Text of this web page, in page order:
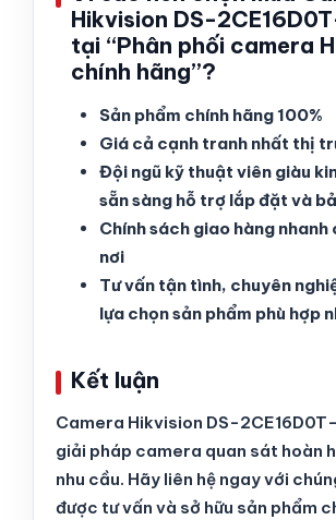
Hikvision DS-
tại “Phân phối camera
chính hãng”?
Sản phẩm chính hãng 100%
Giá cả cạnh tranh nhất thị
Đội ngũ kỹ thuật viên giàu
sẵn sàng hỗ trợ lắp đặt và
Chính sách giao hàng
nơi
Tư vấn tận tình, chuyên
lựa chọn sản phẩm phù hợp
Kết luận
Camera Hikvision DS-
giải pháp camera quan sát hoàn
nhu cầu. Hãy liên hệ ngay với
được tư vấn và sở hữu sản phẩm